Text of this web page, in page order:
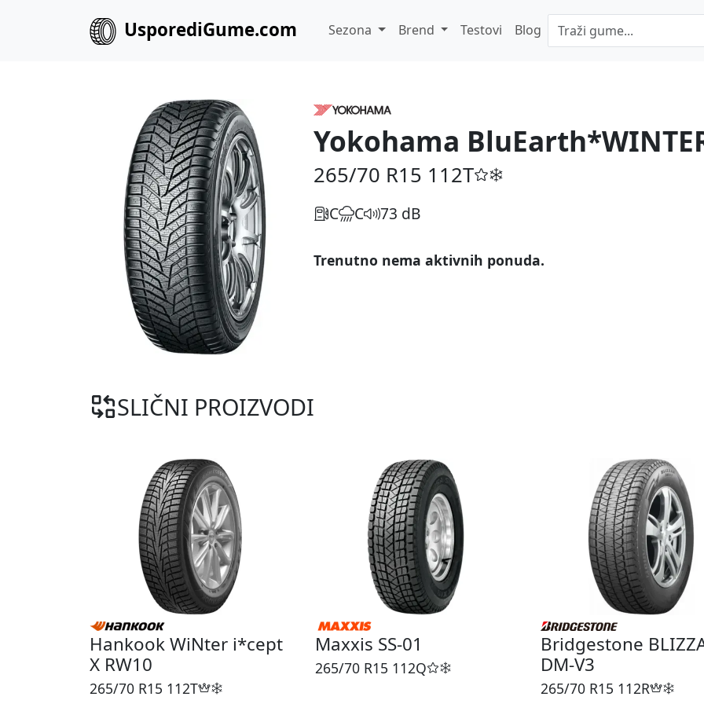
UsporediGume.com Sezona Brend Testovi Blog
Yokohama
265/70 R15 112T
C C 73 dB
Trenutno nema aktivnih ponuda.
SLIČNI PROIZVODI
Hankook WiNter i*cept
X RW10
265/70 R15 112T
Maxxis SS-01
265/70 R15 112Q
Bridgestone
DM-V3
265/70 R15 112R